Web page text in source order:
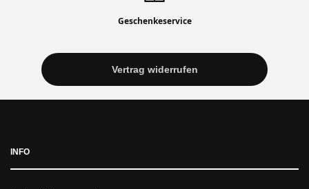
Geschenkeservice
Vertrag widerrufen
INFO